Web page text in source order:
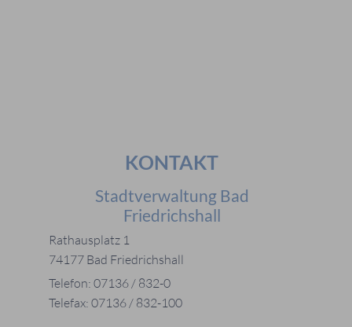
KONTAKT
Stadtverwaltung Bad
Friedrichshall
Rathausplatz 1
74177 Bad Friedrichshall
Telefon: 07136 / 832-0
Telefax: 07136 / 832-100